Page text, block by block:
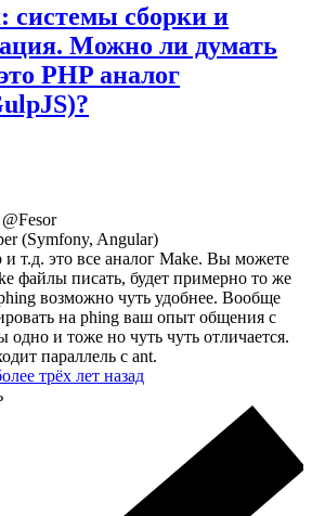
cистемы сборки и
Можно ли думать
PHP аналог
@Fesor
(Symfony, Angular)
т.д. это все аналог Make. Вы можете
файлы писать, будет примерно то же
возможно чуть удобнее. Вообще
на phing ваш опыт общения с
одно и тоже но чуть чуть отличается.
параллель с ant.
трёх лет назад